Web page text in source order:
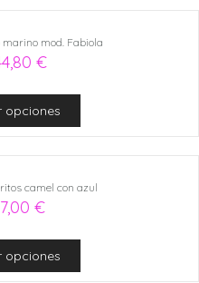
mod. Fabiola
€
opciones
camel con azul
€
opciones